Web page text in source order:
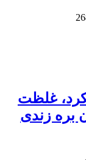
غلظت
بره زندی